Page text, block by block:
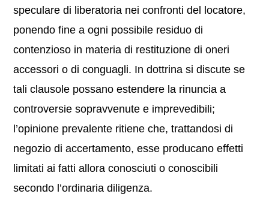
speculare di liberatoria nei confronti del locatore,
ponendo fine a ogni possibile residuo di
contenzioso in materia di restituzione di oneri
accessori o di conguagli. In dottrina si discute se
tali clausole possano estendere la rinuncia a
controversie sopravvenute e imprevedibili;
l’opinione prevalente ritiene che, trattandosi di
negozio di accertamento, esse producano effetti
limitati ai fatti allora conosciuti o conoscibili
secondo l’ordinaria diligenza.